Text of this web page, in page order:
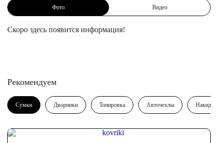
Фото Видео
Скоро здесь появится информация!
Рекомендуем
Сумки Дворники Тонировка Авточехлы Накидки